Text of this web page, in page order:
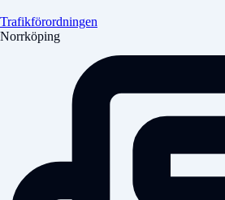
Trafikförordningen
Norrköping